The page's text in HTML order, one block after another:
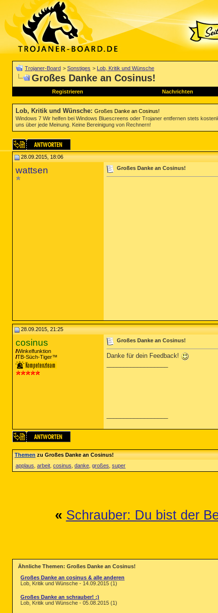
Trojaner-Board > Sonstiges > Lob, Kritik und Wünsche
Großes Danke an Cosinus!
Registrieren Nachrichten
Lob, Kritik und Wünsche: Großes Danke an Cosinus!
Windows 7 Wir helfen bei Windows Bluescreens oder Trojaner entfernen stets
uns über jede Meinung. Keine Bereinigung von Rechnern!
28.09.2015, 18:06
wattsen Großes Danke an Cosinus!
28.09.2015, 21:25
cosinus
Winkelfunktion
TB-Süch-Tiger™
Großes Danke an Cosinus!
Danke für dein Feedback!
Themenzu Großes Danke an Cosinus!
applaus arbeit cosinus danke großes super
« Schrauber: Du bist der
Ähnliche Themen: Großes Danke an Cosinus!
Großes Danke an cosinus & alle anderen
Lob, Kritik und Wünsche - 14.09.2015 (1)
Großes Danke an schrauber! :)
Lob, Kritik und Wünsche - 05.08.2015 (1)